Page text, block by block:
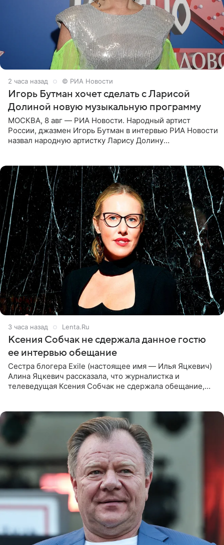
2 часа назад © РИА Новости
Игорь Бутман хочет сделать с Ларисой
Долиной новую музыкальную программу
МОСКВА, 8 авг — РИА Новости. Народный артист
России, джазмен Игорь Бутман в интервью РИА Новости
назвал народную артистку Ларису Долину
3 часа назад Lenta.Ru
Ксения Собчак не сдержала данное гостю
ее интервью обещание
Сестра блогера Exile (настоящее имя — Илья Яцкевич)
Алина Яцкевич рассказала, что журналистка и
телеведущая Ксения Собчак не сдержала обещание,